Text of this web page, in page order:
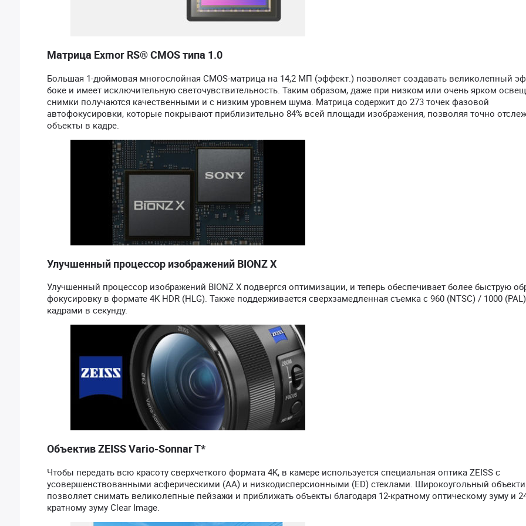
Матрица Exmor RS® CMOS типа 1.0
Большая 1-дюймовая многослойная CMOS-матрица на 14,2 МП (эффект.) позволяет создавать великолепный
боке и имеет исключительную светочувствительность. Таким образом, даже при низком или очень ярком
снимки получаются качественными и с низким уровнем шума. Матрица содержит до 273 точек фазовой
автофокусировки, которые покрывают приблизительно 84% всей площади изображения, позволяя точно
объекты в кадре.
Улучшенный процессор изображений BIONZ X
Улучшенный процессор изображений BIONZ X подвергся оптимизации, и теперь обеспечивает более быструю
фокусировку в формате 4K HDR (HLG). Также поддерживается сверхзамедленная съемка с 960 (NTSC) / 1000 (PAL)
кадрами в секунду.
Объектив ZEISS Vario-Sonnar T*
Чтобы передать всю красоту сверхчеткого формата 4K, в камере используется специальная оптика ZEISS с
усовершенствованными асферическими (АА) и низкодисперсионными (ED) стеклами. Широкоугольный
позволяет снимать великолепные пейзажи и приближать объекты благодаря 12-кратному оптическому зуму и
кратному зуму Clear Image.